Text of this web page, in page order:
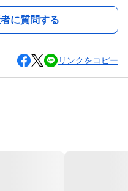
に質問する
リンクをコピー